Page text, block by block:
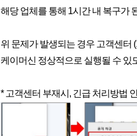
해당 업체를 통해 1시간 내 복구가
위 문제가 발생되는 경우 고객센터
케이머신 정상적으로 실행될 수 있
* 고객센터 부재시, 긴급 처리방법